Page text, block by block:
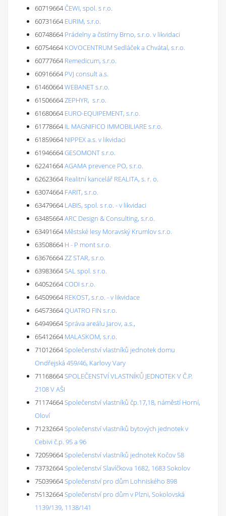
60719664ČEWI, spol. s r.o.
60731664 EURIM, s.r.o.
60748664 Prádelny a čistírny Brno, s.r.o. v likvidaci
60754664 KOVOCENTRUM Sedláček a Chvátal, s.r.o.
60777664 Remedicum, s.r.o.
60916664 PVJ consult a.s.
61460664WEBANET s.r.o.
61506664ZEPHYR, s.r.o.
61680664 EURO-EQUIPEMENT, s.r.o.
61778664 IL MAGNIFICO IMMOBILIARE s.r.o.
61859664 NIPPEX a.s. v likvidaci
61946664GESOMONT s.r.o.
62241664AGAMA prevence PO, s.r.o.
62623664 Realitní kancelář REALITA, s. r. o.
63074664 FARIT, s.r.o.
63479664 LABIS, spol. s r.o. - v likvidaci
63485664ARC Design & Consulting, s.r.o.
63491664 Městské lesy Moravský Krumlov s.r.o.
63508664 H - P mont s.r.o.
63676664ZZ STAR, s.r.o.
63983664SAL spol. s r.o.
64052664CODI s.r.o.
64509664 REKOST, s.r.o. - v likvidace
64573664QUATRO FIN s.r.o.
64949664Správa areálu Jarov, a.s.,
65412664 MALASKOM, s.r.o.
71012664Společenství vlastníků jednotek domu
Ondřejská 459/46, Karlovy Vary
71168664SPOLEČENSTVÍ VLASTNÍKŮ JEDNOTEK V Č.P.
2108 V AŠI
71174664Společenství vlastníků čp.17,18, náměstí Horní,
Oloví
71232664Společenství vlastníků bytových jednotek v
Cebivi č.p. 95 a 96
72059664Společenství vlastníků jednotek Kočov 58
73732664Společenství Slavíčkova 1682, 1683 Sokolov
75039664Společenství pro dům Lohniského 898
75132664Společenství pro dům v Plzni, Sokolovská
1139/139, 1138/141